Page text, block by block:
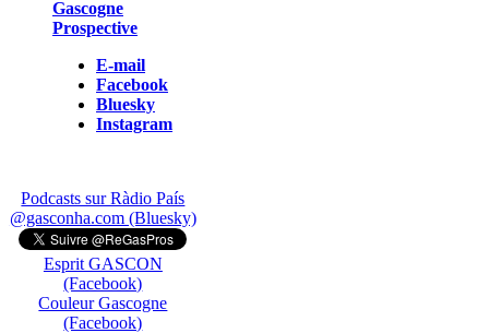
Gascogne
Prospective
E-mail
Facebook
Bluesky
Instagram
Podcasts sur Ràdio País
@gasconha.com (Bluesky)
Esprit GASCON
(Facebook)
Couleur Gascogne
(Facebook)